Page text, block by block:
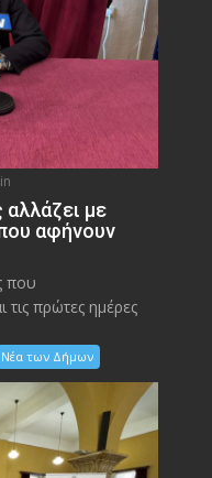
με
αφήνουν
που
τις πρώτες ημέρες
Νέα των Δήμων